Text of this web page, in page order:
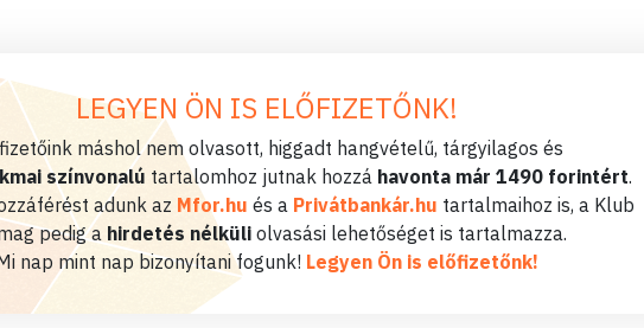
LEGYEN ÖN IS ELŐFIZETŐNK!
máshol nem olvasott, higgadt hangvételű, tárgyilagos és
színvonalú tartalomhoz jutnak hozzá havonta már 1490 forintért.
adunk az Mfor.hu és a Privátbankár.hu tartalmaihoz is, a Klub
pedig a hirdetés nélküli olvasási lehetőséget is tartalmazza.
nap mint nap bizonyítani fogunk! Legyen Ön is előfizetőnk!